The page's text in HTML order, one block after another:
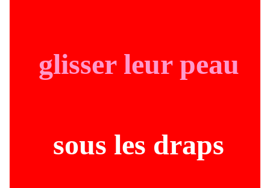
glisser leur peau
sous les draps